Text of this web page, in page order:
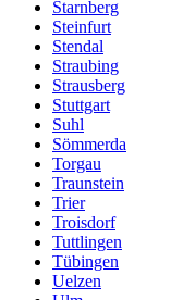
Starnberg
Steinfurt
Stendal
Straubing
Strausberg
Stuttgart
Suhl
Sömmerda
Torgau
Traunstein
Trier
Troisdorf
Tuttlingen
Tübingen
Uelzen